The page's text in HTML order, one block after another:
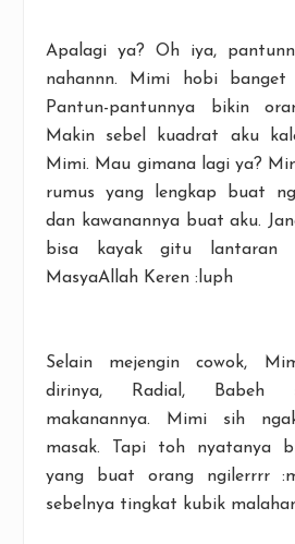
Apalagi ya? Oh iya,
nahannn. Mimi hobi banget
Pantun-pantunnya bikin
Makin sebel kuadrat aku
Mimi. Mau gimana lagi ya?
rumus yang lengkap buat
dan kawanannya buat aku.
bisa kayak gitu lantaran
MasyaAllah Keren :luph
Selain mejengin cowok,
dirinya, Radial, Babeh
makanannya. Mimi sih
masak. Tapi toh nyatanya
yang buat orang ngilerrrr
sebelnya tingkat kubik